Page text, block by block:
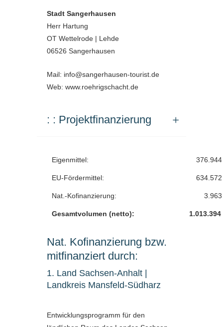
Stadt Sangerhausen
Herr Hartung
OT Wettelrode | Lehde
06526 Sangerhausen
Mail: info@sangerhausen-tourist.de
Web: www.roehrigschacht.de
: : Projektfinanzierung
Eigenmittel:
EU-Fördermittel:
Nat.-Kofinanzierung:
Gesamtvolumen (netto):
Nat. Kofinanzierung bzw.
mitfinanziert durch:
1. Land Sachsen-Anhalt |
Landkreis Mansfeld-Südharz
Entwicklungsprogramm für den